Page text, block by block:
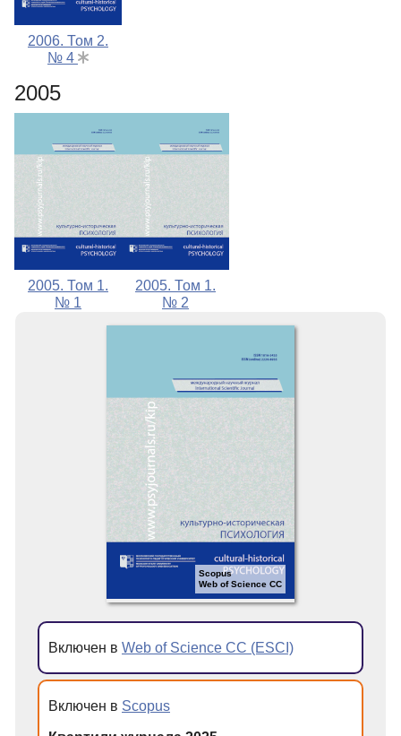
2006. Том 2.
№ 4
2005
2005. Том 1.
№ 1
2005. Том 1.
№ 2
Scopus
Web of Science CC
Включен в Web of Science CC (ESCI)
Включен в Scopus